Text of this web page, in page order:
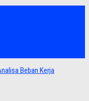
Beban Kerja